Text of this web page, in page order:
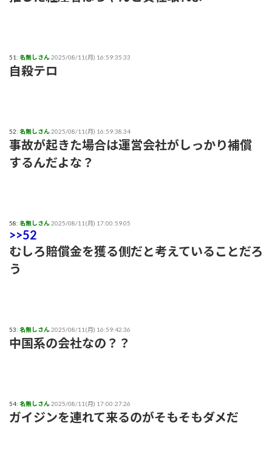
51: 名無しさん2025/08/11(月) 16:59:35.33
自殺テロ
52: 名無しさん2025/08/11(月) 16:59:38.34
事故が起きた場合は運営会社がしっかり補償
するんだよな？
58: 名無しさん2025/08/11(月) 17:00:59.05
>>52
むしろ賠償金を獲る側だと考えていることだろ
う
53: 名無しさん2025/08/11(月) 16:59:42.36
中国系の会社なの？？
54: 名無しさん2025/08/11(月) 17:00:27.26
ガイジンを連れて来るのがそもそもダメだ